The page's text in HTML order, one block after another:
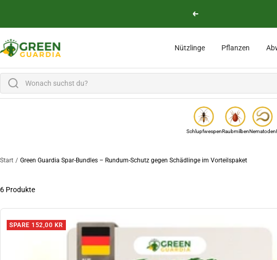
Zurück
Nützlinge Pflanzen
Green Guardia - Ihr Experte für Schädlinge und Pflanzen
SchlupfwespenRaubmilbenNematoden
Start Green Guardia Spar-Bundles – Rundum-Schutz gegen Schädlinge im Vorteilspaket
6 Produkte
SPARE 152,00 KR